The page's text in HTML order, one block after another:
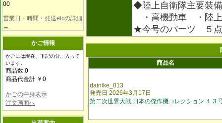
00
営業日・時間・発送etcの詳細
→
かご情報
かごには現在、下記の分、入って
います。
商品数 0
商品代金計 ￥0
かごの中身表示
注文画面へ
◆陸上自衛隊主要装備
・高機動車 ・陸上
★今号のパーツ ５
商品名
dainike_013
発売日 2026年3月17日
第二次世界大戦 日本の傑作機コレクション １３